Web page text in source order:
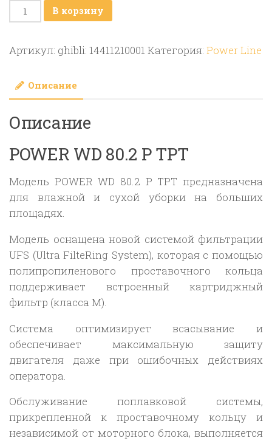
Количество
товара
для
сухой
уборки
WD
P
TPT
В корзину
Артикул: ghibli: 14411210001 Категория: Power Line
Описание
Описание
POWER WD 80.2 P TPT
Модель POWER WD 80.2 P TPT предназначена
для влажной и сухой уборки на больших
площадях.
Модель оснащена новой системой фильтрации
UFS (Ultra FilteRing System), которая с помощью
полипропиленового проставочного кольца
поддерживает встроенный картриджный
фильтр (класса M).
Система оптимизирует всасывание и
обеспечивает максимальную защиту
двигателя даже при ошибочных действиях
оператора.
Обслуживание поплавковой системы,
прикрепленной к проставочному кольцу и
независимой от моторного блока, выполняется